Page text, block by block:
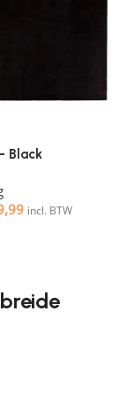
Black
incl. BTW